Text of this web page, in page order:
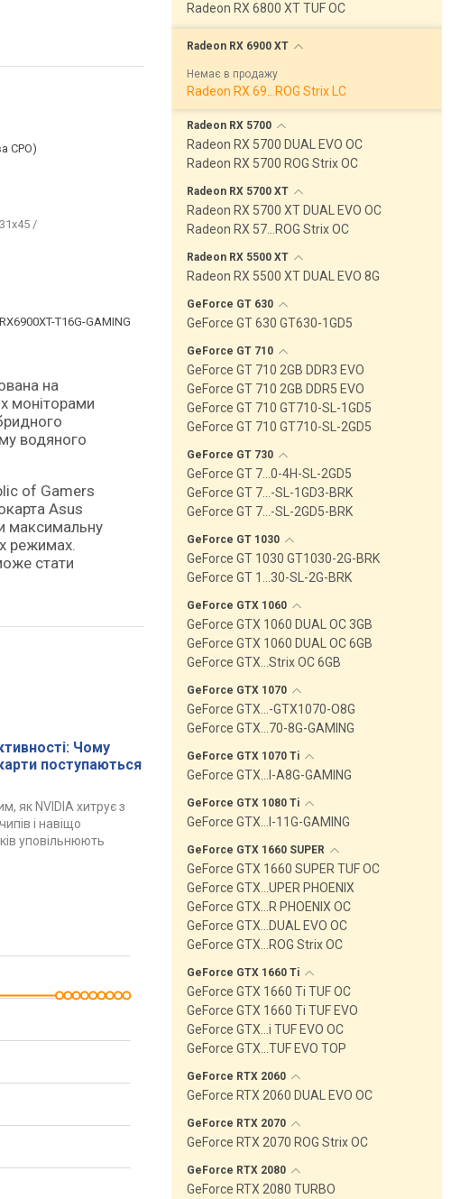
СРО)
/
T16G-GAMING
моніторами
водяного
of Gamers
Asus
максимальну
режимах.
стати
Чому
поступаються
як NVIDIA хитрує з
і навіщо
уповільнюють
Radeon RX 6800 XT TUF OC
Radeon RX 6900 XT
Немає в продажу
Radeon RX 69…ROG Strix LC
Radeon RX 5700
Radeon RX 5700 DUAL EVO OC
Radeon RX 5700 ROG Strix OC
Radeon RX 5700 XT
Radeon RX 5700 XT DUAL EVO OC
Radeon RX 57…ROG Strix OC
Radeon RX 5500 XT
Radeon RX 5500 XT DUAL EVO 8G
GeForce GT 630
GeForce GT 630 GT630-1GD5
GeForce GT 710
GeForce GT 710 2GB DDR3 EVO
GeForce GT 710 2GB DDR5 EVO
GeForce GT 710 GT710-SL-1GD5
GeForce GT 710 GT710-SL-2GD5
GeForce GT 730
GeForce GT 7…0-4H-SL-2GD5
GeForce GT 7…-SL-1GD3-BRK
GeForce GT 7…-SL-2GD5-BRK
GeForce GT 1030
GeForce GT 1030 GT1030-2G-BRK
GeForce GT 1…30-SL-2G-BRK
GeForce GTX 1060
GeForce GTX 1060 DUAL OC 3GB
GeForce GTX 1060 DUAL OC 6GB
GeForce GTX…Strix OC 6GB
GeForce GTX 1070
GeForce GTX…-GTX1070-O8G
GeForce GTX…70-8G-GAMING
GeForce GTX 1070 Ti
GeForce GTX…I-A8G-GAMING
GeForce GTX 1080 Ti
GeForce GTX…I-11G-GAMING
GeForce GTX 1660 SUPER
GeForce GTX 1660 SUPER TUF OC
GeForce GTX…UPER PHOENIX
GeForce GTX…R PHOENIX OC
GeForce GTX…DUAL EVO OC
GeForce GTX…ROG Strix OC
GeForce GTX 1660 Ti
GeForce GTX 1660 Ti TUF OC
GeForce GTX 1660 Ti TUF EVO
GeForce GTX…i TUF EVO OC
GeForce GTX…TUF EVO TOP
GeForce RTX 2060
GeForce RTX 2060 DUAL EVO OC
GeForce RTX 2070
GeForce RTX 2070 ROG Strix OC
GeForce RTX 2080
GeForce RTX 2080 TURBO